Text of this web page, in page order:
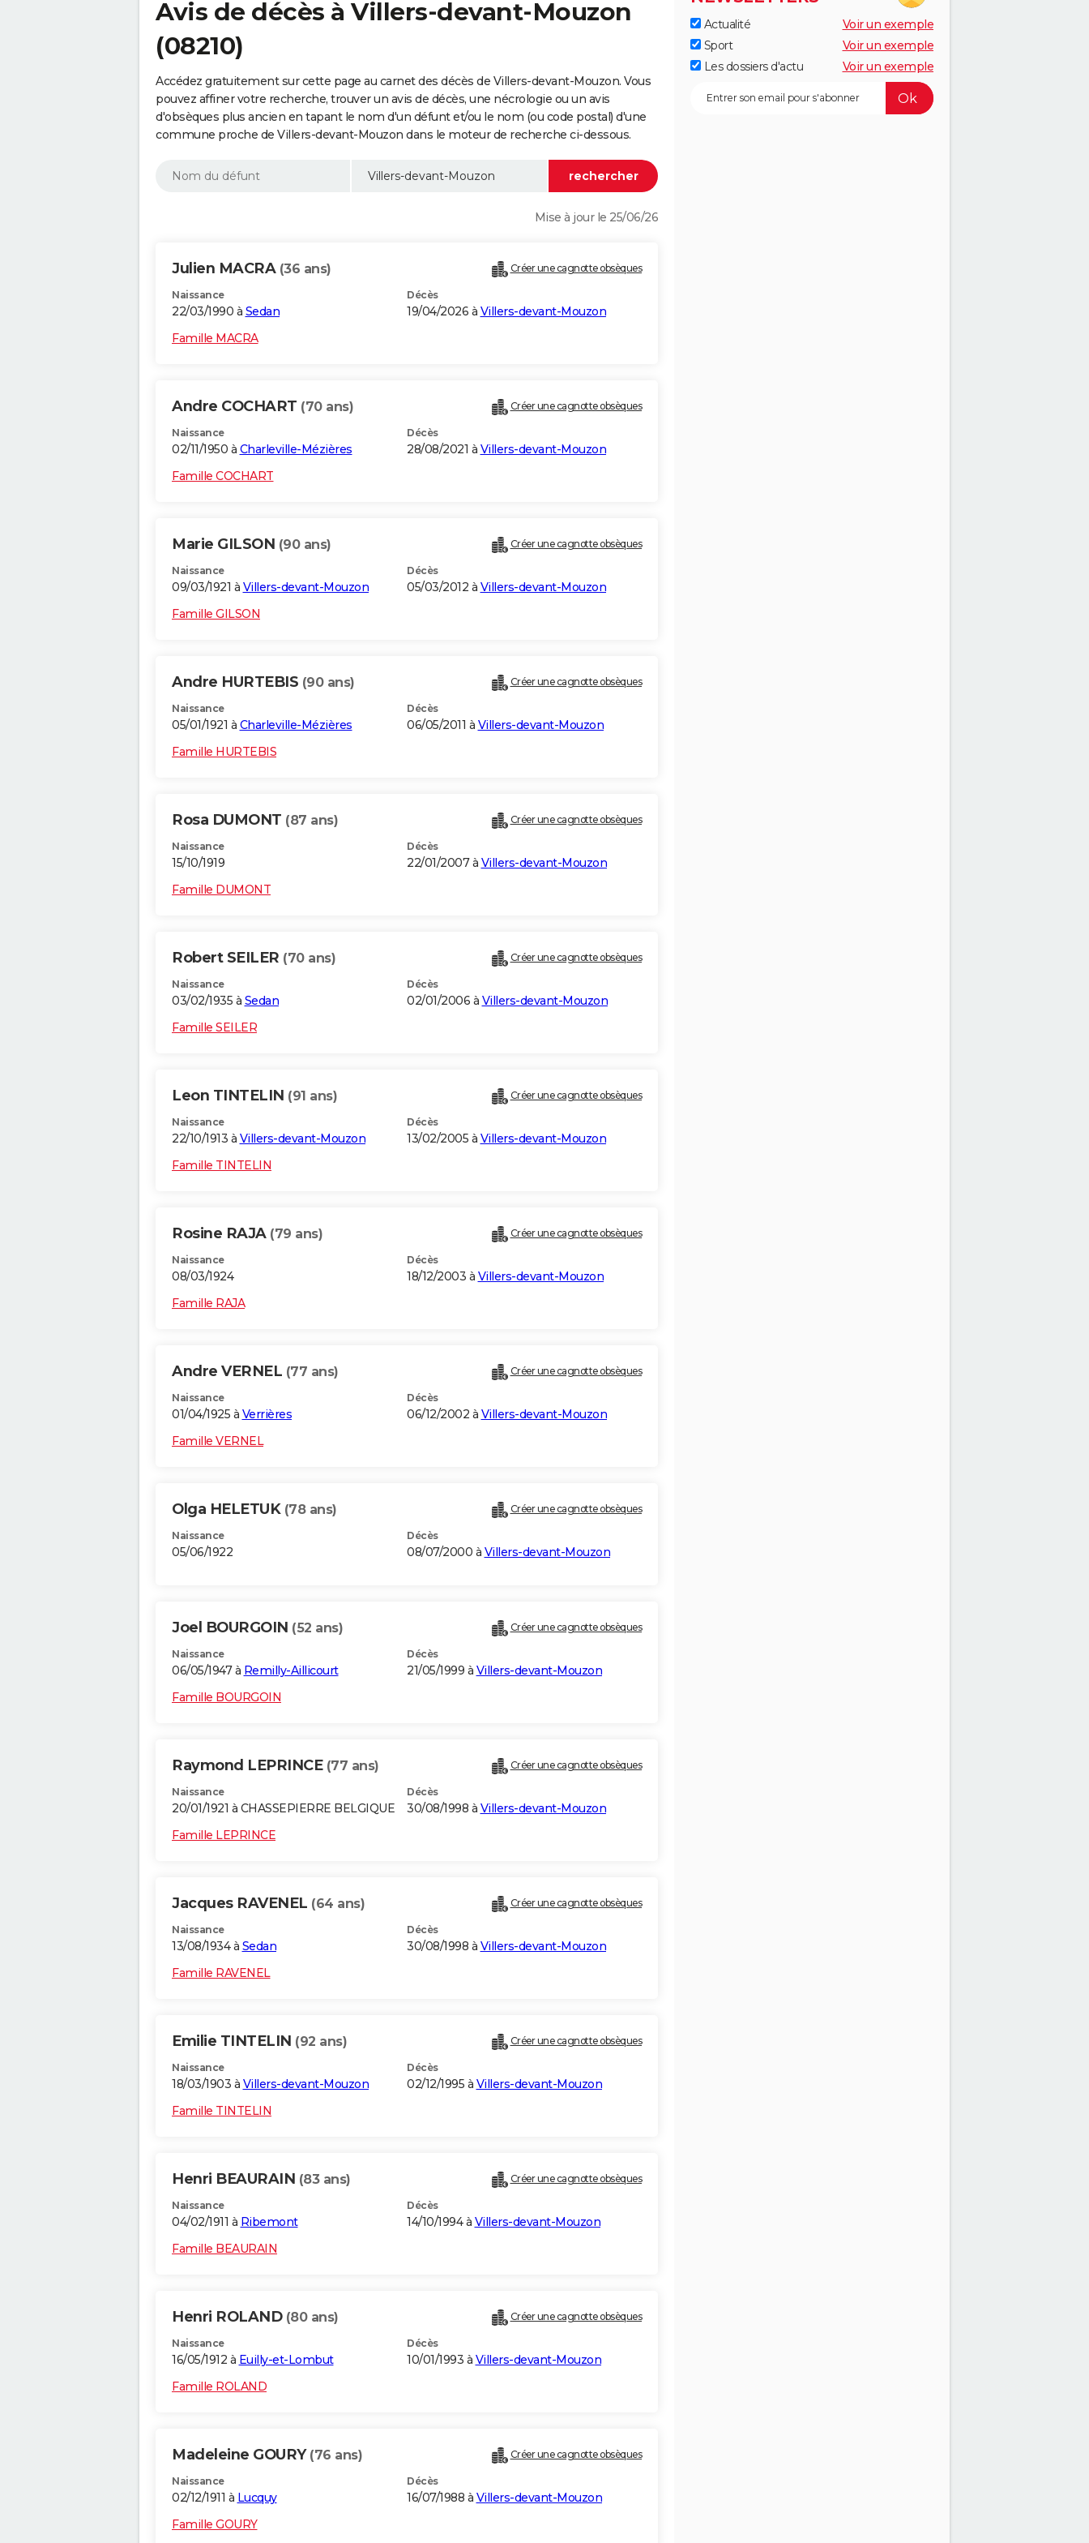
Avis de décès à Villers-devant-Mouzon
(08210)
Accédez gratuitement sur cette page au carnet des décès de Villers-devant-Mouzon. Vous
pouvez affiner votre recherche, trouver un avis de décès, une nécrologie ou un avis
d'obsèques plus ancien en tapant le nom d'un défunt et/ou le nom (ou code postal) d'une
commune proche de Villers-devant-Mouzon dans le moteur de recherche ci-dessous.
Mise à jour le 25/06/26
Julien MACRA (36 ans) Créer une cagnotte obsèques
Naissance
22/03/1990 à Sedan
Décès
19/04/2026 à Villers-devant-Mouzon
Famille MACRA
Andre COCHART (70 ans) Créer une cagnotte obsèques
Naissance
02/11/1950 à Charleville-Mézières
Décès
28/08/2021 à Villers-devant-Mouzon
Famille COCHART
Marie GILSON (90 ans) Créer une cagnotte obsèques
Naissance
09/03/1921 à Villers-devant-Mouzon
Décès
05/03/2012 à Villers-devant-Mouzon
Famille GILSON
Andre HURTEBIS (90 ans) Créer une cagnotte obsèques
Naissance
05/01/1921 à Charleville-Mézières
Décès
06/05/2011 à Villers-devant-Mouzon
Famille HURTEBIS
Rosa DUMONT (87 ans) Créer une cagnotte obsèques
Naissance
15/10/1919
Décès
22/01/2007 à Villers-devant-Mouzon
Famille DUMONT
Robert SEILER (70 ans) Créer une cagnotte obsèques
Naissance
03/02/1935 à Sedan
Décès
02/01/2006 à Villers-devant-Mouzon
Famille SEILER
Leon TINTELIN (91 ans) Créer une cagnotte obsèques
Naissance
22/10/1913 à Villers-devant-Mouzon
Décès
13/02/2005 à Villers-devant-Mouzon
Famille TINTELIN
Rosine RAJA (79 ans) Créer une cagnotte obsèques
Naissance
08/03/1924
Décès
18/12/2003 à Villers-devant-Mouzon
Famille RAJA
Andre VERNEL (77 ans) Créer une cagnotte obsèques
Naissance
01/04/1925 à Verrières
Décès
06/12/2002 à Villers-devant-Mouzon
Famille VERNEL
Olga HELETUK (78 ans) Créer une cagnotte obsèques
Naissance
05/06/1922
Décès
08/07/2000 à Villers-devant-Mouzon
Joel BOURGOIN (52 ans) Créer une cagnotte obsèques
Naissance
06/05/1947 à Remilly-Aillicourt
Décès
21/05/1999 à Villers-devant-Mouzon
Famille BOURGOIN
Raymond LEPRINCE (77 ans) Créer une cagnotte obsèques
Naissance
20/01/1921 à CHASSEPIERRE BELGIQUE
Décès
30/08/1998 à Villers-devant-Mouzon
Famille LEPRINCE
Jacques RAVENEL (64 ans) Créer une cagnotte obsèques
Naissance
13/08/1934 à Sedan
Décès
30/08/1998 à Villers-devant-Mouzon
Famille RAVENEL
Emilie TINTELIN (92 ans) Créer une cagnotte obsèques
Naissance
18/03/1903 à Villers-devant-Mouzon
Décès
02/12/1995 à Villers-devant-Mouzon
Famille TINTELIN
Henri BEAURAIN (83 ans) Créer une cagnotte obsèques
Naissance
04/02/1911 à Ribemont
Décès
14/10/1994 à Villers-devant-Mouzon
Famille BEAURAIN
Henri ROLAND (80 ans) Créer une cagnotte obsèques
Naissance
16/05/1912 à Euilly-et-Lombut
Décès
10/01/1993 à Villers-devant-Mouzon
Famille ROLAND
Madeleine GOURY (76 ans) Créer une cagnotte obsèques
Naissance
02/12/1911 à Lucquy
Décès
16/07/1988 à Villers-devant-Mouzon
Famille GOURY
Actualité
Voir un exemple
Sport
Voir un exemple
Les dossiers d'actu
Voir un exemple